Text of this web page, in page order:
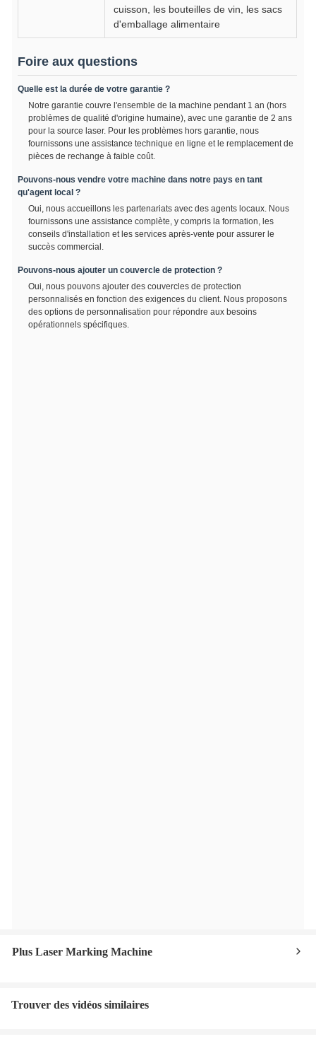
cuisson, les bouteilles de vin, les sacs
d'emballage alimentaire
Foire aux questions
Quelle est la durée de votre garantie ?
Notre garantie couvre l'ensemble de la machine pendant 1 an (hors
problèmes de qualité d'origine humaine), avec une garantie de 2 ans
pour la source laser. Pour les problèmes hors garantie, nous
fournissons une assistance technique en ligne et le remplacement de
pièces de rechange à faible coût.
Pouvons-nous vendre votre machine dans notre pays en tant
qu'agent local ?
Oui, nous accueillons les partenariats avec des agents locaux. Nous
fournissons une assistance complète, y compris la formation, les
conseils d'installation et les services après-vente pour assurer le
succès commercial.
Pouvons-nous ajouter un couvercle de protection ?
Oui, nous pouvons ajouter des couvercles de protection
personnalisés en fonction des exigences du client. Nous proposons
des options de personnalisation pour répondre aux besoins
opérationnels spécifiques.
Plus Laser Marking Machine
Trouver des vidéos similaires